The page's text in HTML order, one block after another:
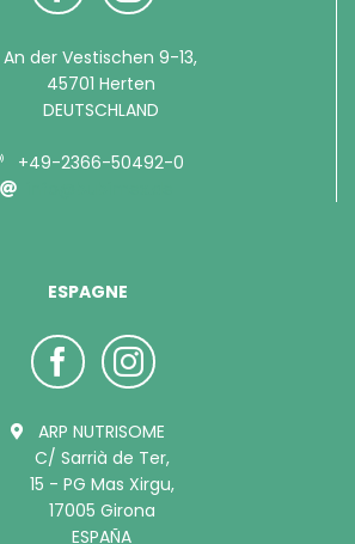
An der Vestischen 9-13,
45701 Herten
DEUTSCHLAND
+49-2366-50492-0
ESPAGNE
ARP NUTRISOME
C/ Sarrià de Ter,
15 - PG Mas Xirgu,
17005 Girona
ESPAÑA